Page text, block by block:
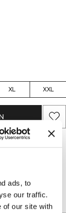
ads, to
our traffic.
of our site with
XL XXL
bietet dieses
Gefühl.
Lycra, verfügt es
die dich
zum alleinigen
im Alltag.